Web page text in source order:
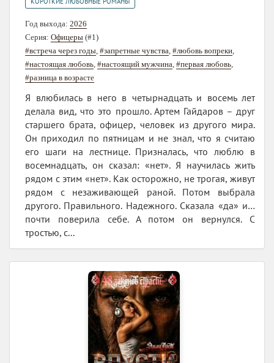
Год выхода: 2026
Серия: Офицеры (#1)
#встреча через годы #запретные чувства #любовь вопреки
#настоящая любовь #настоящий мужчина #первая любовь
#разница в возрасте
Я влюбилась в него в четырнадцать и восемь лет
делала вид, что это прошло. Артем Гайдаров – друг
старшего брата, офицер, человек из другого мира.
Он приходил по пятницам и не знал, что я считаю
его шаги на лестнице. Призналась, что люблю в
восемнадцать, он сказал: «нет». Я научилась жить
рядом с этим «нет». Как осторожно, не трогая, живут
рядом с незаживающей раной. Потом выбрала
другого. Правильного. Надежного. Сказала «да» и…
почти поверила себе. А потом он вернулся. С
тростью, с...